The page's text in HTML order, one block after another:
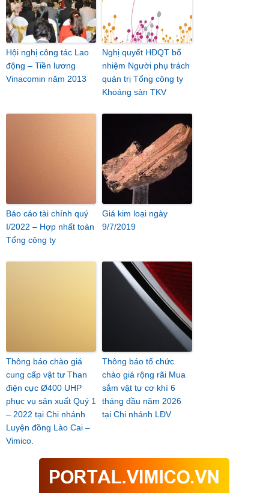
Hội nghị công tác Lao
động – Tiền lương
Vinacomin năm 2013
Nghị quyết HĐQT bổ
nhiệm Người phụ trách
quản trị Tổng công ty
Khoáng sản TKV
Báo cáo tài chính quý
I/2022 – Hợp nhất toàn
Tổng công ty
Giá kim loại ngày
9/7/2019
Thông báo chào giá
cung cấp vật tư Than
điện cực Ø400 UHP
phục vụ sản xuất Quý 1
– 2022 tại Chi nhánh
Luyện đồng Lào Cai –
Vimico.
Thông báo tổ chức
chào giá rộng rãi Mua
sắm vật tư cơ khí 6
tháng đầu năm 2026
tại Chi nhánh LĐV